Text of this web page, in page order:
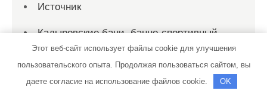
Источник
Кадыровские бани, банно-спортивный
комплекс
Этот веб-сайт использует файлы cookie для улучшения
пользовательского опыта. Продолжая пользоваться сайтом, вы
даете согласие на использование файлов cookie.
OK